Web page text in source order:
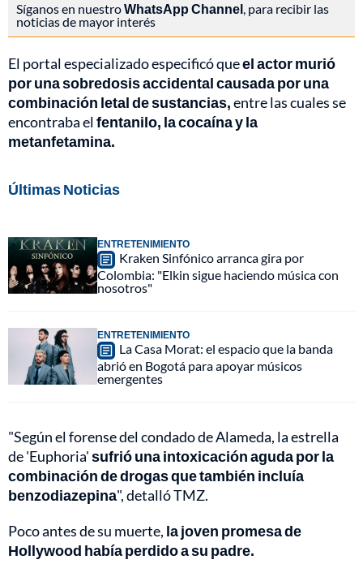
Síganos en nuestroWhatsApp Channel, para recibir las
noticias de mayor interés
El portal especializado especificó queel actor murió
por una sobredosis accidental causada por una
combinación letal de sustancias,entre las cuales se
encontraba elfentanilo, la cocaína y la
metanfetamina.
Últimas Noticias
ENTRETENIMIENTO
Kraken Sinfónico arranca gira por
Colombia: "Elkin sigue haciendo música con
nosotros"
ENTRETENIMIENTO
La Casa Morat: el espacio que la banda
abrió en Bogotá para apoyar músicos
emergentes
"Según el forense del condado de Alameda, la estrella
de 'Euphoria'sufrió una intoxicación aguda por la
combinación de drogas que también incluía
benzodiazepina", detalló TMZ.
Poco antes de su muerte, la joven promesa de
Hollywood había perdido a su padre.